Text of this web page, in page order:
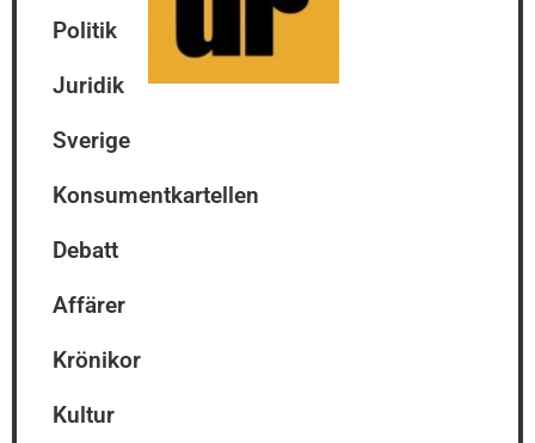
Politik
Juridik
Sverige
Konsumentkartellen
Debatt
Affärer
Krönikor
Kultur